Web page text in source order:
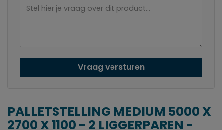
Vraag versturen
PALLETSTELLING MEDIUM 5000 X
2700 X 1100 - 2 LIGGERPAREN -